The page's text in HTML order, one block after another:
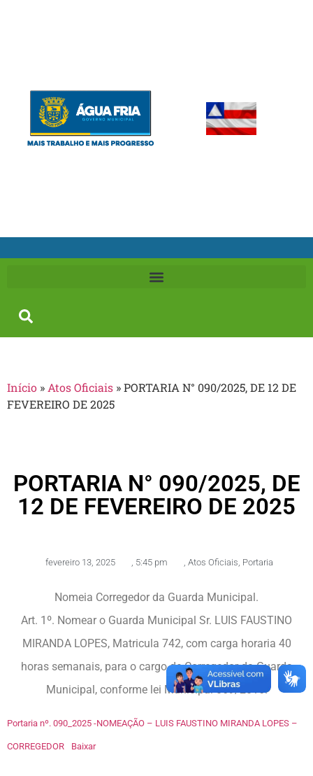
Início » Atos Oficiais »PORTARIA N° 090/2025, DE 12 DE
FEVEREIRO DE 2025
PORTARIA N° 090/2025, DE
12 DE FEVEREIRO DE 2025
fevereiro 13, 2025 , 5:45 pm , Atos Oficiais, Portaria
Nomeia Corregedor da Guarda Municipal.
Art. 1º. Nomear o Guarda Municipal Sr. LUIS FAUSTINO
MIRANDA LOPES, Matricula 742, com carga horaria 40
horas semanais, para o cargo de Corregedor da Guarda
Municipal, conforme lei Municipal 069/2016.
Portaria nº. 090_2025 -NOMEAÇÃO – LUIS FAUSTINO MIRANDA LOPES –
CORREGEDOR Baixar